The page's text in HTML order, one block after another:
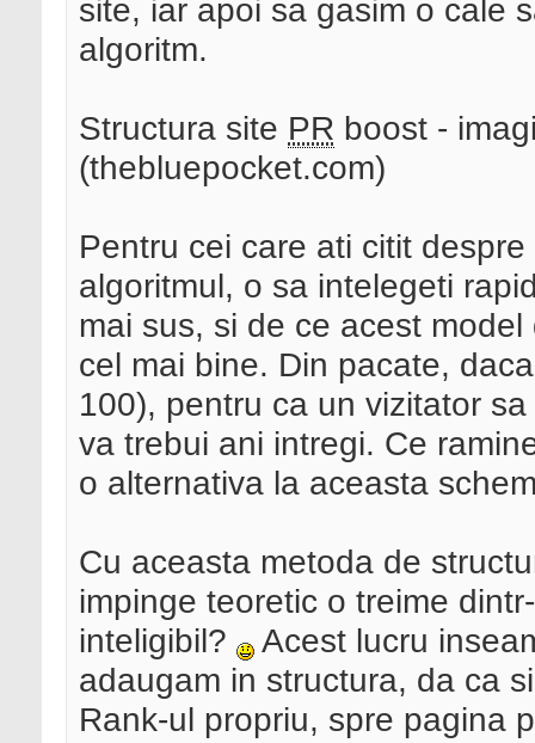
site, iar apoi sa gasim o cale
algoritm.
Structura site PR boost -
(thebluepocket.com)
Pentru cei care ati citit
algoritmul, o sa intelegeti
mai sus, si de ce acest
cel mai bine. Din pacate,
100), pentru ca un vizitator
va trebui ani intregi. Ce
o alternativa la aceasta
Cu aceasta metoda de
impinge teoretic o treime
inteligibil?
Acest lucru
adaugam in structura, da ca
Rank-ul propriu, spre pagina